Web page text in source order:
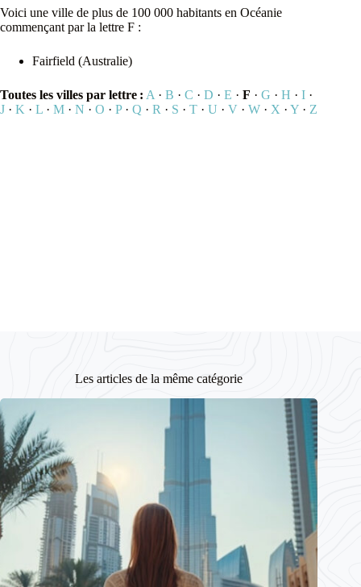
Voici une ville de plus de 100 000 habitants en Océanie
commençant par la lettre F :
Fairfield (Australie)
Toutes les villes par lettre : A · B · C · D · E · F · G · H · I ·
J · K · L · M · N · O · P· Q · R · S · T · U · V · W · X · Y · Z
Les articles de la même catégorie